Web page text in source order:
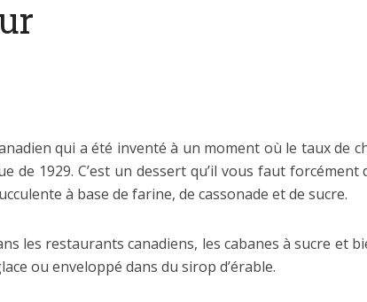
qui a été inventé à un moment où le taux de
de 1929. C’est un dessert qu’il vous faut
à base de farine, de cassonade et de sucre.
les restaurants canadiens, les cabanes à sucre et
ou enveloppé dans du sirop d’érable.